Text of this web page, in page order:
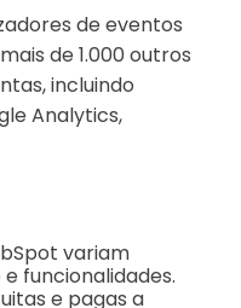
de eventos
de 1.000 outros
incluindo
Analytics,
variam
funcionalidades.
e pagas a